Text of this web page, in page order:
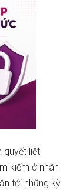
quyết liệt
kiếm ở nhân
tới những kỳ